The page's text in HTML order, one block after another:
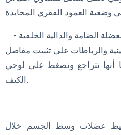
الضامة والدالية الخلفية
والرباطات على تثبيت مفاصل
أنها تتراجع وتضغط على لوحي
الكتف.
عضلات وسط الجسم خلال